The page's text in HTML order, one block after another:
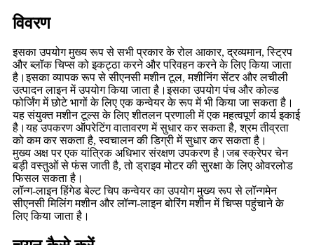
विवरण
इसका उपयोग मुख्य रूप से सभी प्रकार के रोल आकार, द्रव्यमान, स्ट्रिप
और ब्लॉक चिप्स को इकट्ठा करने और परिवहन करने के लिए किया जाता
है।इसका व्यापक रूप से सीएनसी मशीन टूल, मशीनिंग सेंटर और लचीली
उत्पादन लाइन में उपयोग किया जाता है।इसका उपयोग पंच और कोल्ड
फोर्जिंग में छोटे भागों के लिए एक कन्वेयर के रूप में भी किया जा सकता है।
यह संयुक्त मशीन टूल्स के लिए शीतलन प्रणाली में एक महत्वपूर्ण कार्य इकाई
है।यह उपकरण ऑपरेटिंग वातावरण में सुधार कर सकता है, श्रम तीव्रता
को कम कर सकता है, स्वचालन की डिग्री में सुधार कर सकता है।
मुख्य अक्ष पर एक यांत्रिक अधिभार संरक्षण उपकरण है।जब स्क्रेपर चेन
बड़ी वस्तुओं से फंस जाती है, तो ड्राइव मोटर की सुरक्षा के लिए ओवरलोड
फिसल सकता है।
लॉन्ग-लाइन हिंगेड बेल्ट चिप कन्वेयर का उपयोग मुख्य रूप से लॉन्गमेन
सीएनसी मिलिंग मशीन और लॉन्ग-लाइन बोरिंग मशीन में चिप्स पहुंचाने के
लिए किया जाता है।